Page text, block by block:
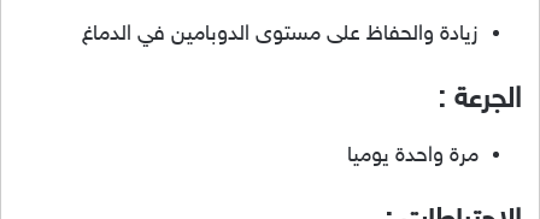
زيادة والحفاظ على مستوى الدوبامين في الدماغ
الجرعة :
مرة واحدة يوميا